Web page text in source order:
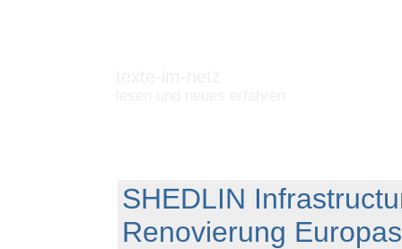
SHEDLIN
Renovierung Europas